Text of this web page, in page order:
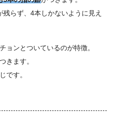
らず、4本しかないように見え
ョンとついているのが特徴。
きます。
です。